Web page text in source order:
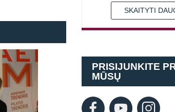
SKAITYTI
PRISIJUNKITE
MŪSŲ
Pamiršote slaptažodį